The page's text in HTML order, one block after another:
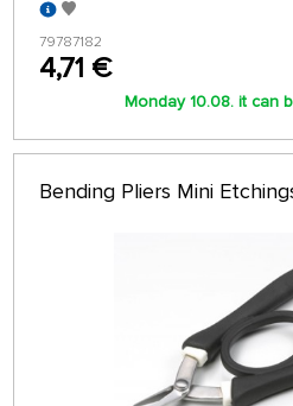
79787182
4,71 €
Monday 10.08. it can
Bending Pliers Mini